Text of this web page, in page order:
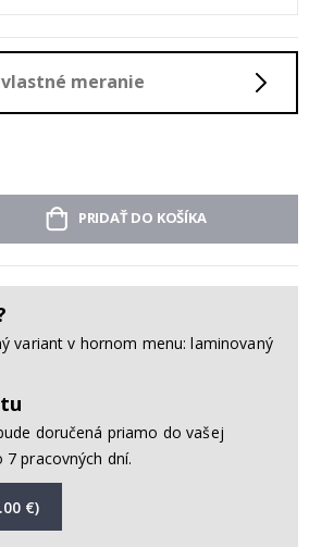
meranie
PRIDAŤ DO KOŠÍKA
variant v hornom menu: laminovaný
doručená priamo do vašej
pracovných dní.
€)